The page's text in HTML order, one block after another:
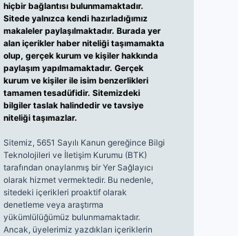
hiçbir bağlantısı bulunmamaktadır.
Sitede yalnızca kendi hazırladığımız
makaleler paylaşılmaktadır. Burada yer
alan içerikler haber niteliği taşımamakta
olup, gerçek kurum ve kişiler hakkında
paylaşım yapılmamaktadır. Gerçek
kurum ve kişiler ile isim benzerlikleri
tamamen tesadüfidir. Sitemizdeki
bilgiler taslak halindedir ve tavsiye
niteliği taşımazlar.
Sitemiz, 5651 Sayılı Kanun gereğince Bilgi
Teknolojileri ve İletişim Kurumu (BTK)
tarafından onaylanmış bir Yer Sağlayıcı
olarak hizmet vermektedir. Bu nedenle,
sitedeki içerikleri proaktif olarak
denetleme veya araştırma
yükümlülüğümüz bulunmamaktadır.
Ancak, üyelerimiz yazdıkları içeriklerin